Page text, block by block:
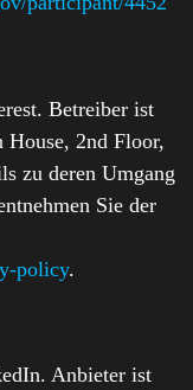
Betreiber ist
House, 2nd Floor,
zu deren Umgang
Sie der
policy.
Anbieter ist